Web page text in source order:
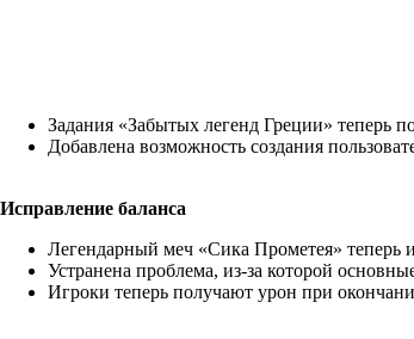
Задания «Забытых легенд Греции» теперь
Добавлена возможность создания
Исправление баланса
Легендарный меч «Сика Прометея» теперь
Устранена проблема, из-за которой
Игроки теперь получают урон при